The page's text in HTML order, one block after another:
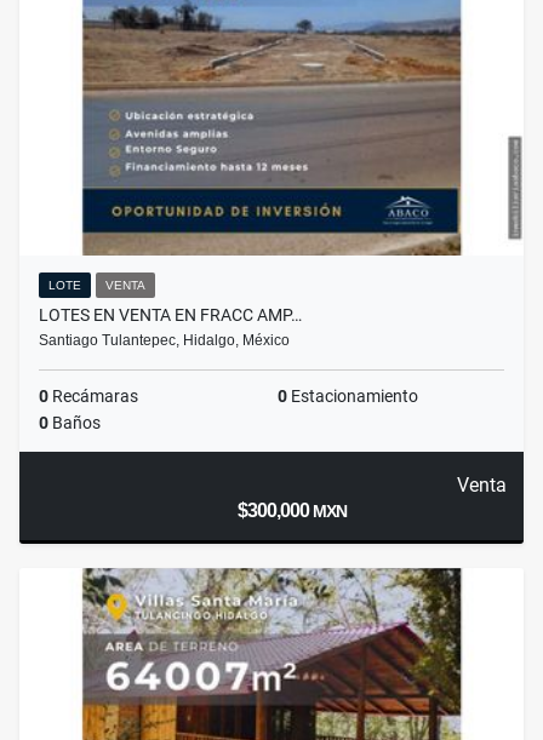
LOTE VENTA
LOTES EN VENTA EN FRACC AMP…
Santiago Tulantepec, Hidalgo, México
0 Recámaras 0 Estacionamiento
0 Baños
Venta
$300,000MXN